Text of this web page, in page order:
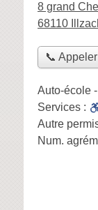
8 grand
68110
📞
Auto-école -
Services :
Autre
Num.